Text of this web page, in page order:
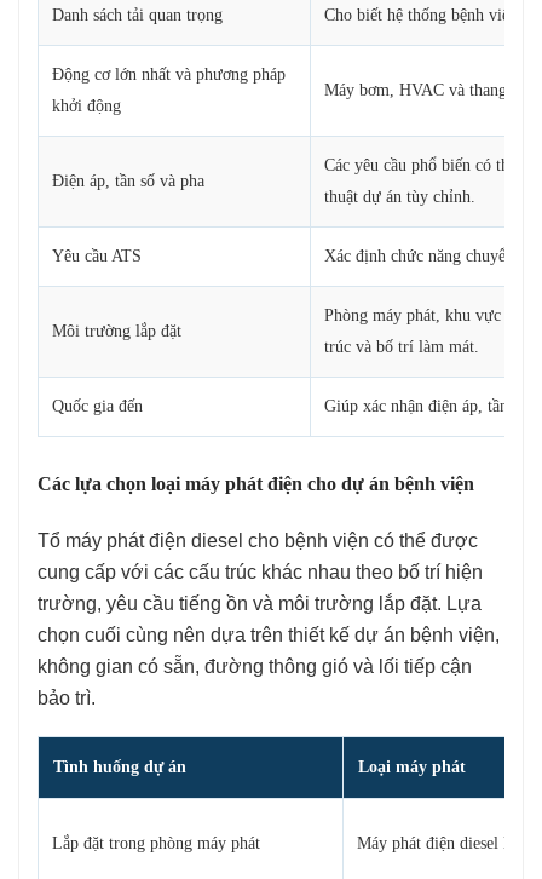
Danh sách tải quan trọng Cho biết hệ thống bệnh viện
Động cơ lớn nhất và phương pháp
khởi động
Máy bơm, HVAC và thang
Điện áp, tần số và pha
Các yêu cầu phổ biến có thể
thuật dự án tùy chỉnh.
Yêu cầu ATS Xác định chức năng chuyển
Môi trường lắp đặt
Phòng máy phát, khu vực
trúc và bố trí làm mát.
Quốc gia đến Giúp xác nhận điện áp, tần
Các lựa chọn loại máy phát điện cho dự án bệnh viện
Tổ máy phát điện diesel cho bệnh viện có thể được
cung cấp với các cấu trúc khác nhau theo bố trí hiện
trường, yêu cầu tiếng ồn và môi trường lắp đặt. Lựa
chọn cuối cùng nên dựa trên thiết kế dự án bệnh viện,
không gian có sẵn, đường thông gió và lối tiếp cận
bảo trì.
Tình huống dự án Loại máy phát
Lắp đặt trong phòng máy phát Máy phát điện diesel loại